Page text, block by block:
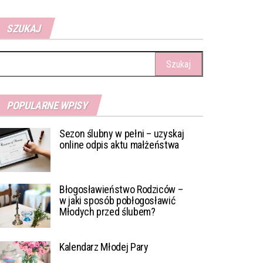
SZUKAJ
POPULARNE WPISY
Sezon ślubny w pełni – uzyskaj
online odpis aktu małżeństwa
Błogosławieństwo Rodziców –
w jaki sposób pobłogosławić
Młodych przed ślubem?
Kalendarz Młodej Pary